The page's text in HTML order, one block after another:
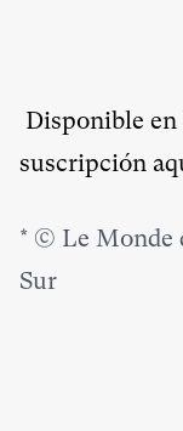
Disponible
suscripción
* © Le Monde
Sur